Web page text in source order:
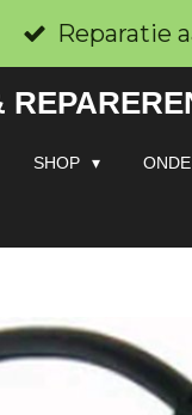
Reparatie
SHOP